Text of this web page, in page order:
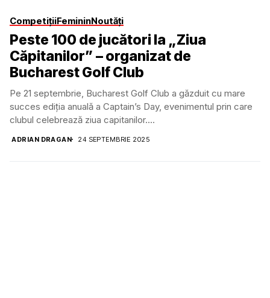
CompetițiiFemininNoutăți
Peste 100 de jucători la „Ziua
Căpitanilor” – organizat de
Bucharest Golf Club
Pe 21 septembrie, Bucharest Golf Club a găzduit cu mare
succes ediția anuală a Captain’s Day, evenimentul prin care
clubul celebrează ziua capitanilor....
ADRIAN DRAGAN 24 SEPTEMBRIE 2025